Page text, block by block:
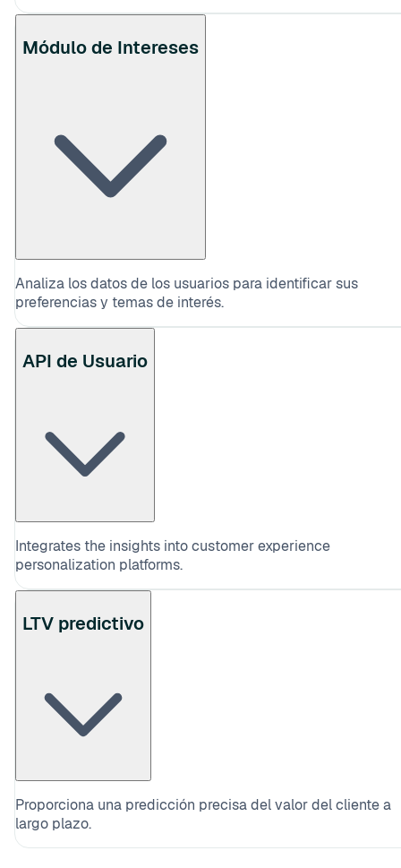
Módulo de Intereses
Analiza los datos de los usuarios para identificar sus
preferencias y temas de interés.
API de Usuario
Integrates the insights into customer experience
personalization platforms.
LTV predictivo
Proporciona una predicción precisa del valor del cliente a
largo plazo.